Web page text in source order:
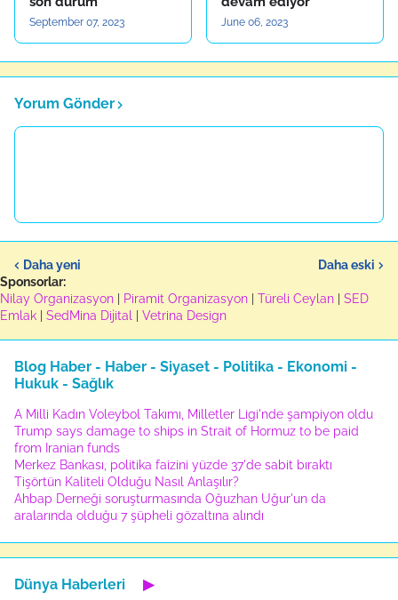
September 07, 2023 June 06, 2023
Yorum Gönder
Daha yeni
Daha eski
Sponsorlar:
Nilay Organizasyon
Piramit Organizasyon Türeli Ceylan
SED
Emlak
SedMina Dijital Vetrina Design
Blog Haber - Haber - Siyaset - Politika - Ekonomi -
Hukuk - Sağlık
A Milli Kadın Voleybol Takımı, Milletler Ligi'nde şampiyon oldu
Trump says damage to ships in Strait of Hormuz to be paid
from Iranian funds
Merkez Bankası, politika faizini yüzde 37'de sabit bıraktı
Tişörtün Kaliteli Olduğu Nasıl Anlaşılır?
Ahbap Derneği soruşturmasında Oğuzhan Uğur'un da
aralarında olduğu 7 şüpheli gözaltına alındı
Dünya Haberleri ▶